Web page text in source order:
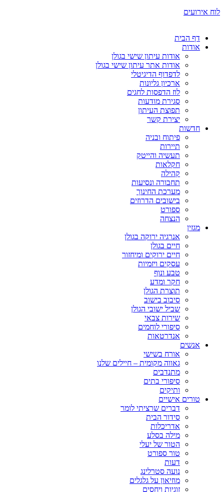
לוח אירועים
דף הבית
אודות
אודות עיתון שישי בגולן
אודות אתר עיתון שישי בגולן
לדפדוף הדיגיטלי
ארכיון גליונות
לוז הדפסות לחגים
סגירת מודעות
תפוצת העיתון
יצירת קשר
חדשות
פיתוח ובניה
תיירות
תעשיה והייטק
חקלאות
קהילה
תחבורה ונסיעות
מערכת החינוך
בישובים הדרוזים
ספורט
הנצחה
מגזין
אנרגיה ירוקה בגולן
חיים בגולן
חיים ירוקים ומיחזור
עסקים ויזמיות
טבע ונוף
חקר ומדע
תוצרת הגולן
סיבוב בישוב
שביל ישובי הגולן
שירות צבאי
סיפורי לוחמים
אנדרטאות
אנשים
אורח בשישי
גאווה מקומית – חיילים שלנו
מתנדבים
סיפורי בתים
ותיקים
טורים אישיים
דברים שרציתי לומר
סידור הבית
אדריכלות
מילה בסלע
הטור של יעלי
טור ספורט
דעות
נועה סטרלינג
מוזיאון על גלגלים
זוגיות ויחסים